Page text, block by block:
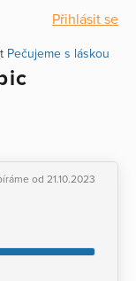
Přihlásit se
Pečujeme s láskou
od 21.10.2023